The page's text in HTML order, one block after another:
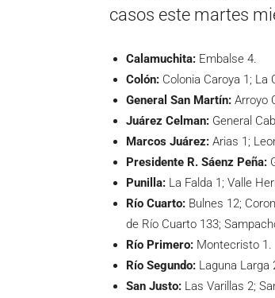
casos este martes
Calamuchita: Embalse 4.
Colón: Colonia Caroya 1; La
General San Martín: Arroyo
Juárez Celman: General
Marcos Juárez: Arias 1;
Presidente R. Sáenz Peña:
Punilla: La Falda 1; Valle
Río Cuarto: Bulnes 12;
de Río Cuarto 133;
Río Primero: Montecristo 1.
Río Segundo: Laguna Larga
San Justo: Las Varillas 2;